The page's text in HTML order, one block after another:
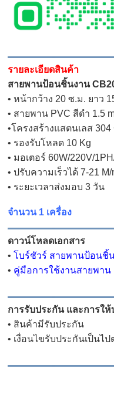
รายละเอียดสินค้า
สายพานป้อนชิ้นงาน
• หน้ากว้าง 20 ซ.ม. ยาว
• สายพาน PVC สีดำ 1.5
•โครงสร้างแสตนเลส
• รองรับโหลด 10 Kg
• มอเตอร์ 60W/220V/
• ปรับความเร็วได้ 7-21 M/
• ระยะเวลาส่งมอบ 3 วัน
จำนวน 1 เครื่อง
ดาวน์โหลดเอกสาร
•โบร์ชัวร์ สายพานป้อนชิ้
• คู่มือการใช้งานสายพาน
การรับประกัน และการให้
• สินค้ามีรับประกัน
• เงื่อนไขรับประกันเป็นไ